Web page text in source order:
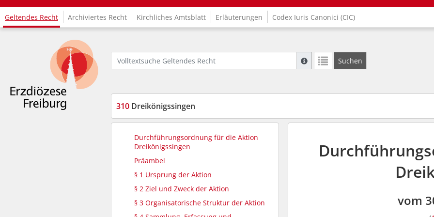
Logo Fachinformationssystem Kirchenrecht
Geltendes Recht Archiviertes Recht Kirchliches Amtsblatt Erläuterungen Codex Iuris Canonici (CIC)
Volltextsuche Geltendes Recht
Suche mit Platzhalter "*", Bsp. Pfarrer*,
Suchen
310 Dreikönigssingen
Durchführungsordnung für die Aktion
Dreikönigssingen
Präambel
§ 1 Ursprung der Aktion
§ 2 Ziel und Zweck der Aktion
§ 3 Organisatorische Struktur der Aktion
vom